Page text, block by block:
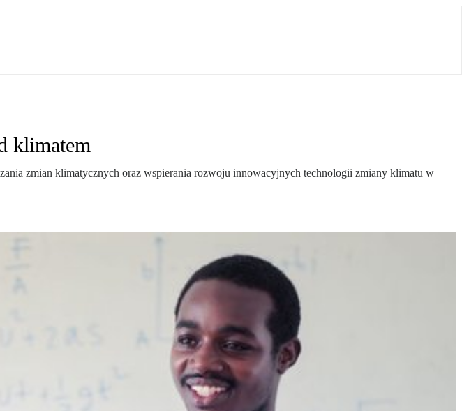
klimatem
zmian klimatycznych oraz wspierania rozwoju innowacyjnych technologii zmiany klimatu w